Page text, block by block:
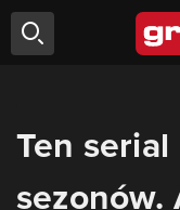
Ten
sezonów.